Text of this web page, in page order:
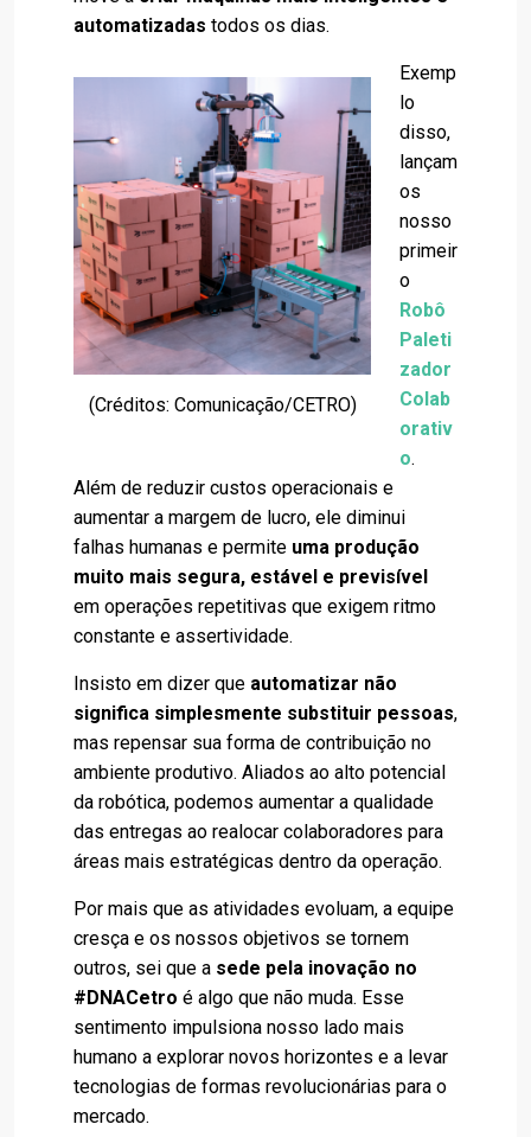
automatizadas todos os dias.
(Créditos: Comunicação/CETRO)
Exemp
lo
disso,
lançam
os
nosso
primeir
o
Robô
Paleti
zador
Colab
orativ
o.
Além de reduzir custos operacionais e
aumentar a margem de lucro, ele diminui
falhas humanas e permite uma produção
muito mais segura, estável e previsível
em operações repetitivas que exigem ritmo
constante e assertividade.
Insisto em dizer que automatizar não
significa simplesmente substituir pessoas,
mas repensar sua forma de contribuição no
ambiente produtivo. Aliados ao alto potencial
da robótica, podemos aumentar a qualidade
das entregas ao realocar colaboradores para
áreas mais estratégicas dentro da operação.
Por mais que as atividades evoluam, a equipe
cresça e os nossos objetivos se tornem
outros, sei que a sede pela inovação no
#DNACetro é algo que não muda. Esse
sentimento impulsiona nosso lado mais
humano a explorar novos horizontes e a levar
tecnologias de formas revolucionárias para o
mercado.